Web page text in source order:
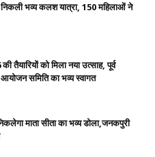
निकली भव्य कलश यात्रा, 150 महिलाओं ने
तैयारियों को मिला नया उत्साह, पूर्व
समिति का भव्य स्वागत
माता सीता का भव्य डोला,जनकपुरी